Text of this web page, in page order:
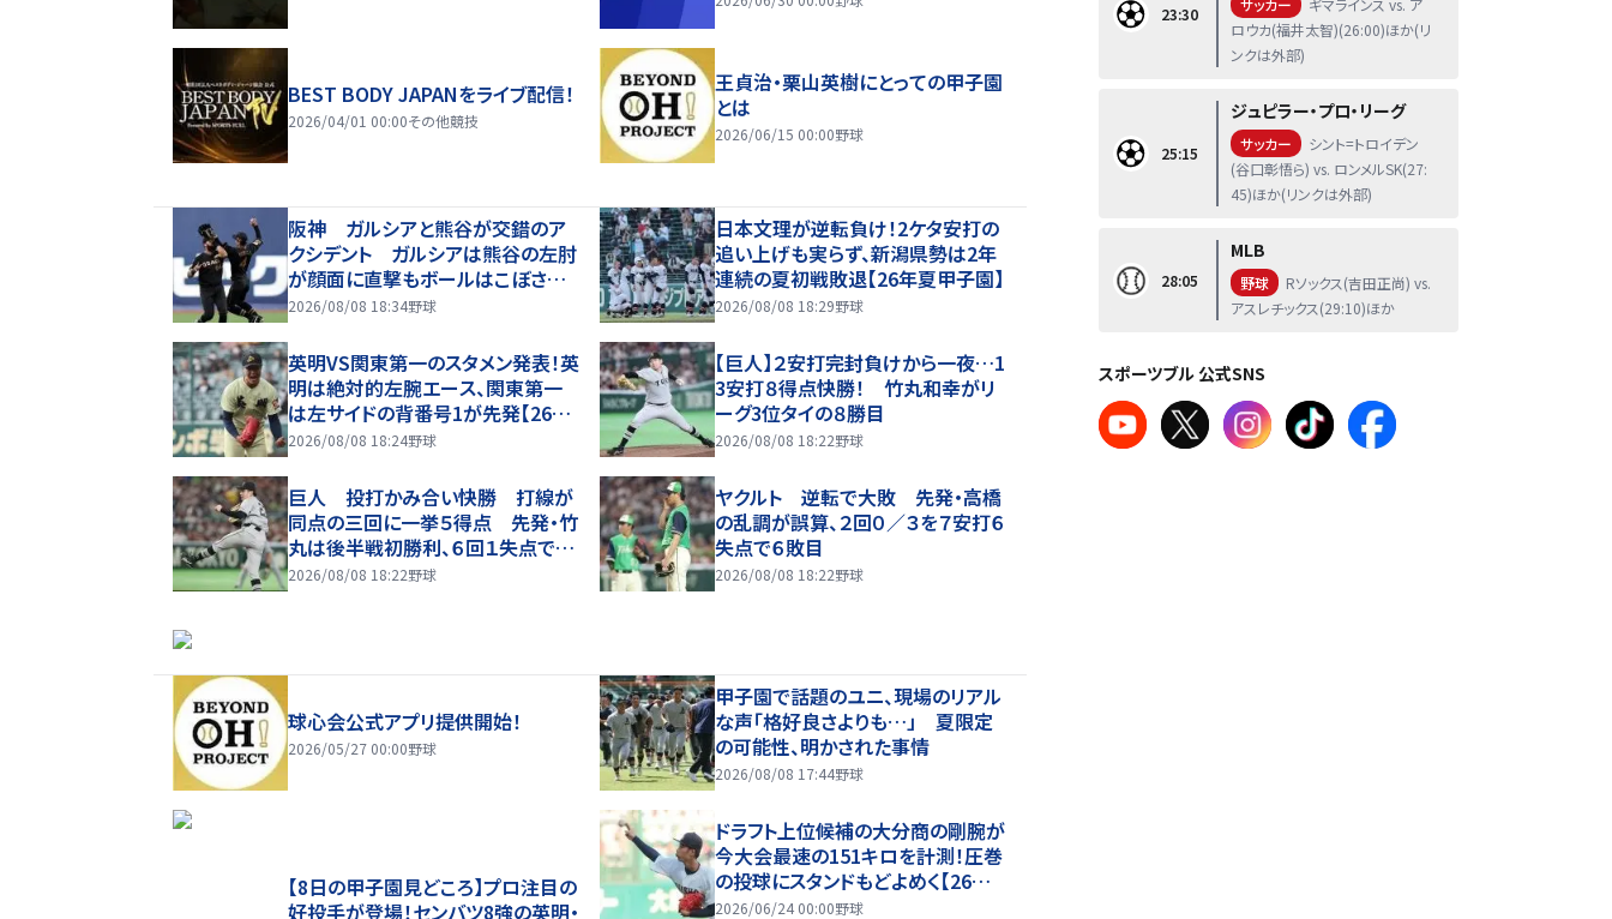
BEST BODY JAPANをライブ配信！
2026/04/01 00:00その他競技
王貞治・栗山英樹にとっての甲子園
とは
2026/06/15 00:00野球
阪神 ガルシアと熊谷が交錯のア
クシデント ガルシアは熊谷の左肘
が顔面に直撃もボールはこぼさ
ず トレーナーが駆け寄るもともに
2026/08/08 18:34野球
日本文理が逆転負け！2ケタ安打の
追い上げも実らず、新潟県勢は2年
連続の夏初戦敗退【26年夏甲子園】
2026/08/08 18:29野球
英明VS関東第一のスタメン発表！英
明は絶対的左腕エース、関東第一
は左サイドの背番号1が先発【26年
夏甲子園】
2026/08/08 18:24野球
【巨人】２安打完封負けから一夜…1
3安打８得点快勝！ 竹丸和幸がリ
ーグ3位タイの８勝目
2026/08/08 18:22野球
巨人 投打かみ合い快勝 打線が
同点の三回に一挙５得点 先発・竹
丸は後半戦初勝利、６回１失点で８
勝目
2026/08/08 18:22野球
ヤクルト 逆転で大敗 先発・高橋
の乱調が誤算、２回０／３を７安打６
失点で６敗目
2026/08/08 18:22野球
球心会公式アプリ提供開始！
2026/05/27 00:00野球
甲子園で話題のユニ、現場のリアル
な声「格好良さよりも…」 夏限定
の可能性、明かされた事情
2026/08/08 17:44野球
【8日の甲子園見どころ】プロ注目の
好投手が登場！センバツ8強の英明・
ドラフト上位候補の大分商の剛腕が
今大会最速の151キロを計測！圧巻
の投球にスタンドもどよめく【26年
夏甲子園】
2026/06/24 00:00野球
23:30 サッカー
ギマラインス vs. ア
ロウカ(福井太智)(26:00)ほか(リ
ンクは外部)
25:15
ジュピラー・プロ・リーグ
サッカー
シント=トロイデン
(谷口彰悟ら) vs. ロンメルSK(27:
45)ほか(リンクは外部)
28:05
MLB
野球
Rソックス(吉田正尚) vs.
アスレチックス(29:10)ほか
スポーツブル 公式SNS